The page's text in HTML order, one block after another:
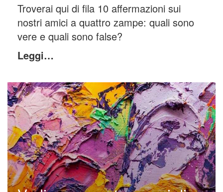
Troverai qui di fila 10 affermazioni sui
nostri amici a quattro zampe: quali sono
vere e quali sono false?
Leggi…